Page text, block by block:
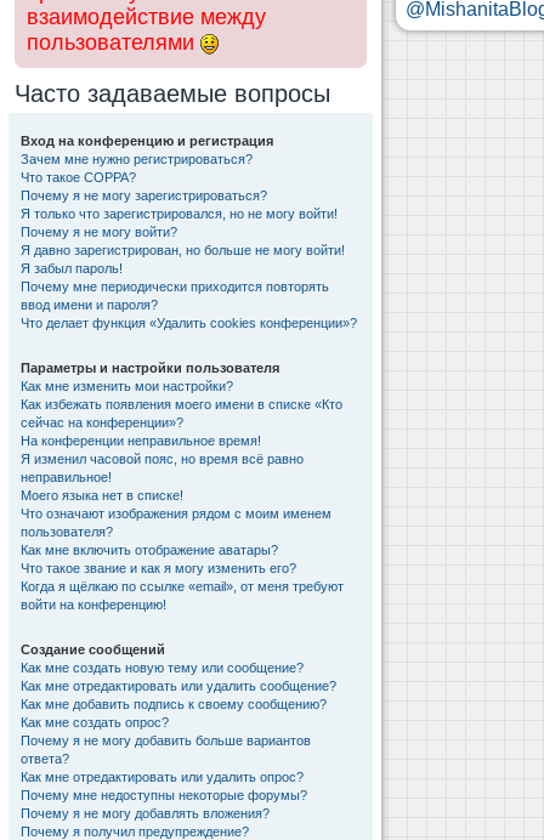
взаимодействие между
пользователями
Часто задаваемые вопросы
Вход на конференцию и регистрация
Зачем мне нужно регистрироваться?
Что такое COPPA?
Почему я не могу зарегистрироваться?
Я только что зарегистрировался, но не могу войти!
Почему я не могу войти?
Я давно зарегистрирован, но больше не могу войти!
Я забыл пароль!
Почему мне периодически приходится повторять
ввод имени и пароля?
Что делает функция «Удалить cookies конференции»?
Параметры и настройки пользователя
Как мне изменить мои настройки?
Как избежать появления моего имени в списке «Кто
сейчас на конференции»?
На конференции неправильное время!
Я изменил часовой пояс, но время всё равно
неправильное!
Моего языка нет в списке!
Что означают изображения рядом с моим именем
пользователя?
Как мне включить отображение аватары?
Что такое звание и как я могу изменить его?
Когда я щёлкаю по ссылке «email», от меня требуют
войти на конференцию!
Создание сообщений
Как мне создать новую тему или сообщение?
Как мне отредактировать или удалить сообщение?
Как мне добавить подпись к своему сообщению?
Как мне создать опрос?
Почему я не могу добавить больше вариантов
ответа?
Как мне отредактировать или удалить опрос?
Почему мне недоступны некоторые форумы?
Почему я не могу добавлять вложения?
Почему я получил предупреждение?